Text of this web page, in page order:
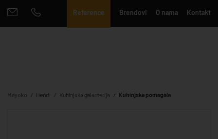
Reference Brendovi O nama Kontakt
Mayoko Hendi Kuhinjska galanterija Kuhinjska pomagala